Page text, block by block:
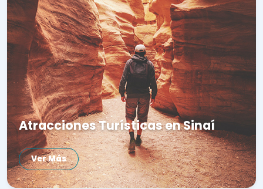
Atracciones Turísticas en Sinaí
Ver Más